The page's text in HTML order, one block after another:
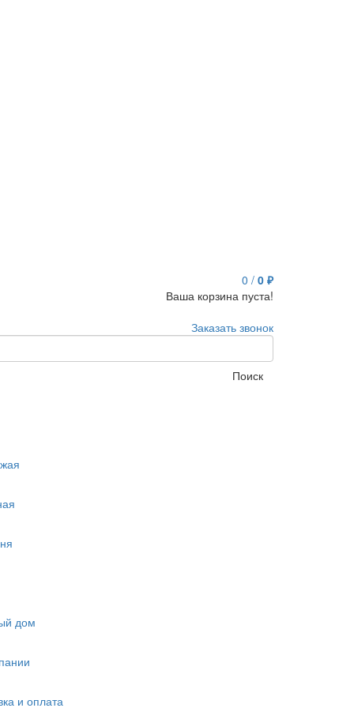
0 / 0 ₽
Ваша корзина пуста!
Заказать звонок
Поиск
дом
и оплата